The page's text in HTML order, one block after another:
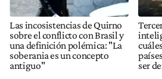
Las incosistencias de Quirno
sobre el conflicto con Brasil y
una definición polémica: "La
soberania es un concepto
antiguo"
ser